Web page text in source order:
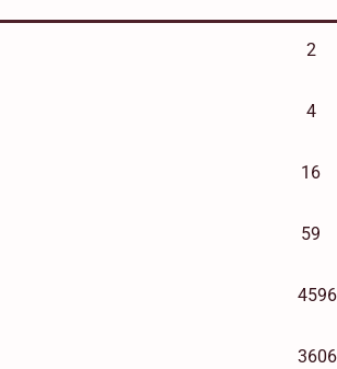
2
4
16
59
4596
3606